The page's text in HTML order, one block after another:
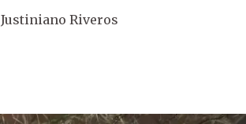
Justiniano Riveros